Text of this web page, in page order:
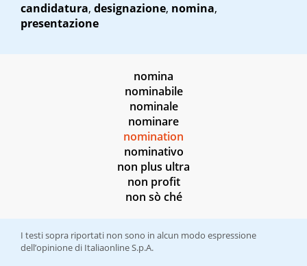
candidatura, designazione, nomina,
presentazione
nomina
nominabile
nominale
nominare
nomination
nominativo
non plus ultra
non profit
non sò ché
I testi sopra riportati non sono in alcun modo espressione
dell’opinione di Italiaonline S.p.A.